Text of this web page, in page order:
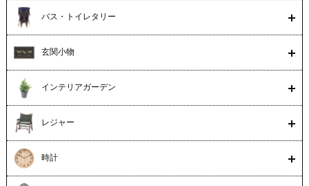
バス・トイレタリー
玄関小物
インテリアガーデン
レジャー
時計